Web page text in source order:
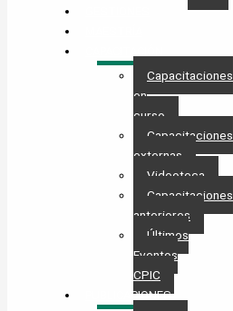
Capacitaciones
en
curso
Capacitaciones
externas
Videoteca
Capacitaciones
anteriores
Últimos
Eventos
CPIC
PUBLICACIONES